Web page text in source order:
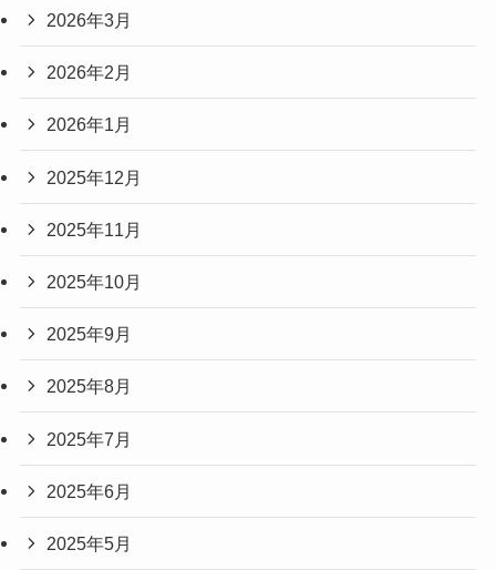
2026年3月
2026年2月
2026年1月
2025年12月
2025年11月
2025年10月
2025年9月
2025年8月
2025年7月
2025年6月
2025年5月